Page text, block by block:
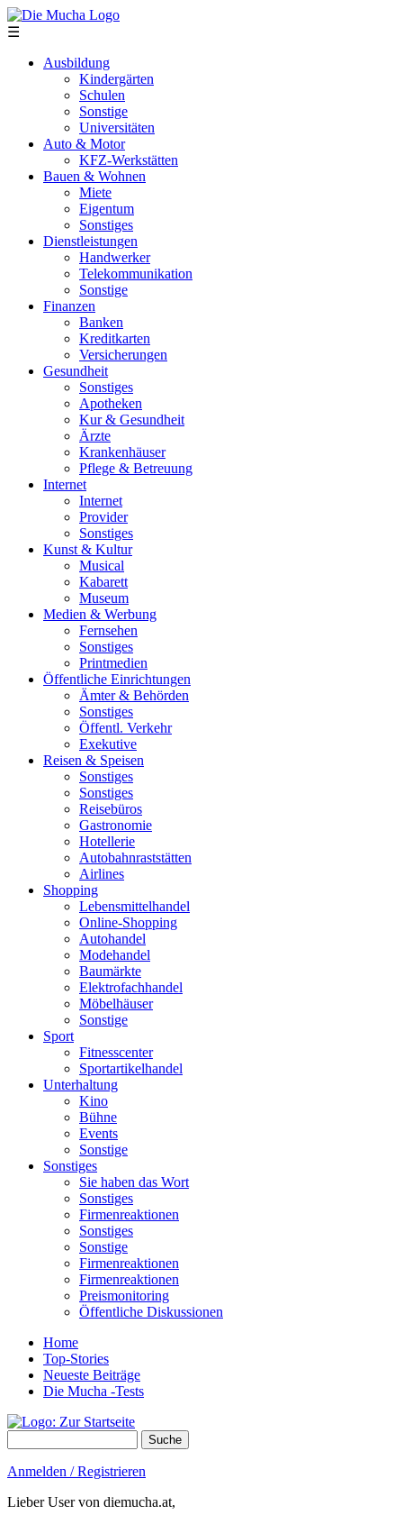
Direkt zum Inhalt
☰
Ausbildung
Kindergärten
Schulen
Sonstige
Universitäten
Auto & Motor
KFZ-Werkstätten
Bauen & Wohnen
Miete
Eigentum
Sonstiges
Dienstleistungen
Handwerker
Telekommunikation
Sonstige
Finanzen
Banken
Kreditkarten
Versicherungen
Gesundheit
Sonstiges
Apotheken
Kur & Gesundheit
Ärzte
Krankenhäuser
Pflege & Betreuung
Internet
Internet
Provider
Sonstiges
Kunst & Kultur
Musical
Kabarett
Museum
Medien & Werbung
Fernsehen
Sonstiges
Printmedien
Öffentliche Einrichtungen
Ämter & Behörden
Sonstiges
Öffentl. Verkehr
Exekutive
Reisen & Speisen
Sonstiges
Sonstiges
Reisebüros
Gastronomie
Hotellerie
Autobahnraststätten
Airlines
Shopping
Lebensmittelhandel
Online-Shopping
Autohandel
Modehandel
Baumärkte
Elektrofachhandel
Möbelhäuser
Sonstige
Sport
Fitnesscenter
Sportartikelhandel
Unterhaltung
Kino
Bühne
Events
Sonstige
Sonstiges
Sie haben das Wort
Sonstiges
Firmenreaktionen
Sonstiges
Sonstige
Firmenreaktionen
Firmenreaktionen
Preismonitoring
Öffentliche Diskussionen
Home
Top-Stories
Neueste Beiträge
Die Mucha -Tests
Anmelden / Registrieren
Lieber User von diemucha.at,